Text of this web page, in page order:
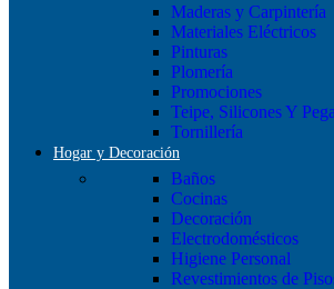
Maderas y Carpintería
Materiales Eléctricos
Pinturas
Plomería
Promociones
Teipe, Silicones Y
Tornillería
Hogar y Decoración
Baños
Cocinas
Decoración
Electrodomésticos
Higiene Personal
Revestimientos de